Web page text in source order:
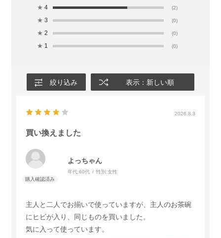
★ 4 (2)
★ 3 (0)
★ 2 (0)
★ 1 (0)
絞り込み 表示：新しい順
2026.8.3
買い換えました
よっちゃん
年代:60代 性別:女性
主人と二人でお揃いで使っていますが、主人のお茶碗
にヒビが入り、同じものを買いました。
気に入って使っています。